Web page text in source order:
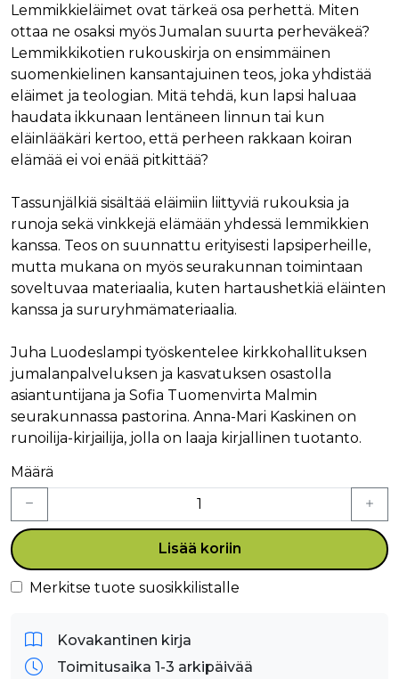
Lemmikkieläimet ovat tärkeä osa perhettä. Miten
ottaa ne osaksi myös Jumalan suurta perheväkeä?
Lemmikkikotien rukouskirja on ensimmäinen
suomenkielinen kansantajuinen teos, joka yhdistää
eläimet ja teologian. Mitä tehdä, kun lapsi haluaa
haudata ikkunaan lentäneen linnun tai kun
eläinlääkäri kertoo, että perheen rakkaan koiran
elämää ei voi enää pitkittää?
Tassunjälkiä sisältää eläimiin liittyviä rukouksia ja
runoja sekä vinkkejä elämään yhdessä lemmikkien
kanssa. Teos on suunnattu erityisesti lapsiperheille,
mutta mukana on myös seurakunnan toimintaan
soveltuvaa materiaalia, kuten hartaushetkiä eläinten
kanssa ja sururyhmämateriaalia.
Juha Luodeslampi työskentelee kirkkohallituksen
jumalanpalveluksen ja kasvatuksen osastolla
asiantuntijana ja Sofia Tuomenvirta Malmin
seurakunnassa pastorina. Anna-Mari Kaskinen on
runoilija-kirjailija, jolla on laaja kirjallinen tuotanto.
Määrä
Lisää koriin
Merkitse tuote suosikkilistalle
Kovakantinen kirja
Toimitusaika 1-3 arkipäivää